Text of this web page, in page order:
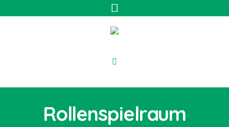
Rollenspielraum